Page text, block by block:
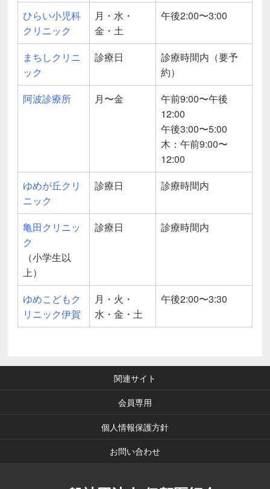
ひらい小児科
クリニック
月・水・
金・土
午後2:00〜3:00
まちしクリニ
ック
診療日
診療時間内（要予
約）
阿波診療所
月〜金
午前9:00〜午後
12:00
午後3:00〜5:00
木：午前9:00〜
12:00
ゆめが丘クリ
ニック
診療日 診療時間内
亀田クリニッ
ク
（小学生以
上）
診療日 診療時間内
ゆめこどもク
リニック伊賀
月・火・
水・金・土
午後2:00〜3:30
関連サイト
会員専用
個人情報保護方針
お問い合わせ